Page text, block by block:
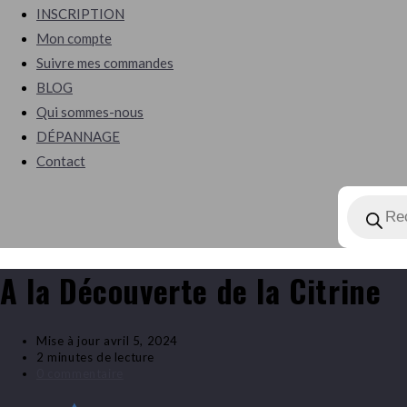
INSCRIPTION
Mon compte
Suivre mes commandes
BLOG
Qui sommes-nous
DÉPANNAGE
Contact
produits
A la Découverte de la Citrine
Mise à jour avril 5, 2024
2 minutes de lecture